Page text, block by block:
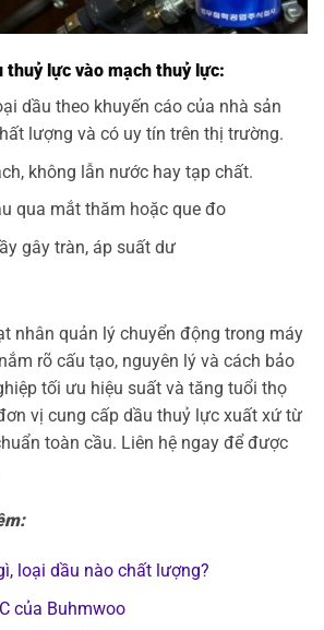
thuỷ lực vào mạch thuỷ lực:
dầu theo khuyến cáo của nhà sản
lượng và có uy tín trên thị trường.
không lẫn nước hay tạp chất.
qua mắt thăm hoặc que đo
gây tràn, áp suất dư
nhân quản lý chuyển động trong máy
rõ cấu tạo, nguyên lý và cách bảo
tối ưu hiệu suất và tăng tuổi thọ
vị cung cấp dầu thuỷ lực xuất xứ từ
toàn cầu. Liên hệ ngay để được
loại dầu nào chất lượng?
của Buhmwoo